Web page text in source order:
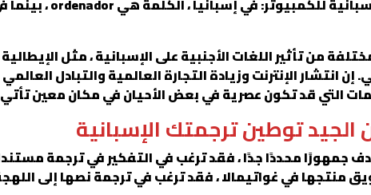
من تأثير اللغات الأجنبية على الإسبانية ، مثل الإيطالية
إن انتشار الإنترنت وزيادة التجارة العالمية والتبادل
التي قد تكون عصرية في بعض الأحيان في مكان معين
توطين ترجمتك الإسبانية
جمهورًا محددًا جدًا ، فقد ترغب في التفكير في ترجمة
منتجها في غواتيمالا ، فقد ترغب في ترجمة نصها إلى